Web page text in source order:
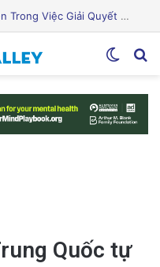
Khám Phá Máy Đào Hầm Nổ Đá Đầu Tiên Trên Thế Giới: Bước Đột Phá Trong Công Nghệ Xây Dựng
Quốc tự